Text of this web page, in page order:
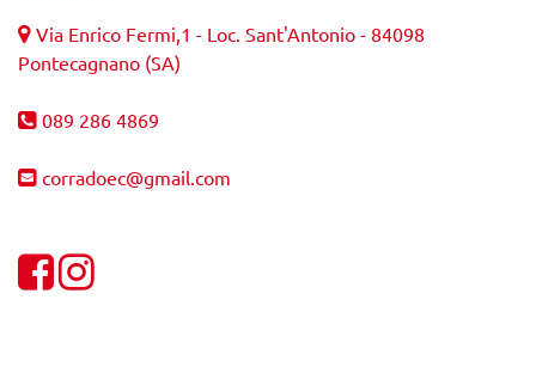
Via Enrico Fermi,1 - Loc. Sant'Antonio - 84098
Pontecagnano (SA)
089 286 4869
corradoec@gmail.com
Visualizza la nostra pagina Facebook
Visualizza il nostro profilo Instagram